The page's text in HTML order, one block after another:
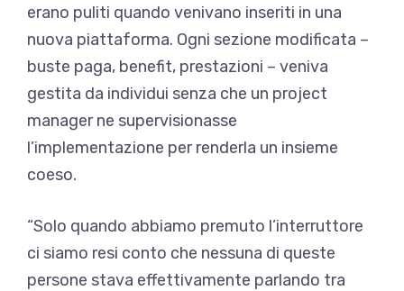
erano puliti quando venivano inseriti in una
nuova piattaforma. Ogni sezione modificata –
buste paga, benefit, prestazioni – veniva
gestita da individui senza che un project
manager ne supervisionasse
l’implementazione per renderla un insieme
coeso.
“Solo quando abbiamo premuto l’interruttore
ci siamo resi conto che nessuna di queste
persone stava effettivamente parlando tra